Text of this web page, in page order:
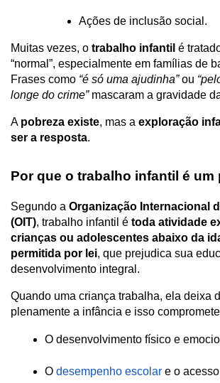
Ações de inclusão social.
Muitas vezes, o trabalho infantil é
“normal”, especialmente em famílias de
Frases como “é só uma ajudinha” ou
longe do crime” mascaram a gravidade
A pobreza existe, mas a exploração
ser a resposta.
Por que o trabalho infantil é um
Segundo a Organização Internacional
(OIT), trabalho infantil é toda atividade
crianças ou adolescentes abaixo da
permitida por lei, que prejudica sua
desenvolvimento integral.
Quando uma criança trabalha, ela deixa
plenamente a infância e isso
O desenvolvimento físico e
O desempenho escolar e o